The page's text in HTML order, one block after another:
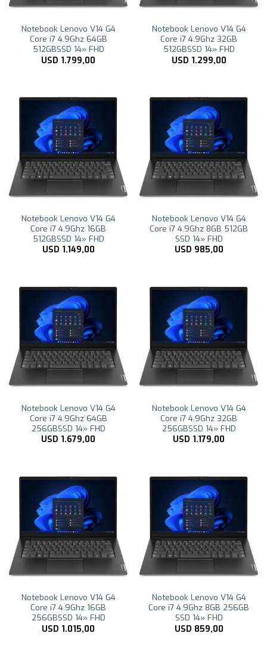
Notebook Lenovo V14 G4
Core i7 4.9Ghz 64GB
512GBSSD 14» FHD
USD 1.799,00
Notebook Lenovo V14 G4
Core i7 4.9Ghz 32GB
512GBSSD 14» FHD
USD 1.299,00
Notebook Lenovo V14 G4
Core i7 4.9Ghz 16GB
512GBSSD 14» FHD
USD 1.149,00
Notebook Lenovo V14 G4
Core i7 4.9Ghz 8GB 512GB
SSD 14» FHD
USD 985,00
Notebook Lenovo V14 G4
Core i7 4.9Ghz 64GB
256GBSSD 14» FHD
USD 1.679,00
Notebook Lenovo V14 G4
Core i7 4.9Ghz 32GB
256GBSSD 14» FHD
USD 1.179,00
Notebook Lenovo V14 G4
Core i7 4.9Ghz 16GB
256GBSSD 14» FHD
USD 1.015,00
Notebook Lenovo V14 G4
Core i7 4.9Ghz 8GB 256GB
SSD 14» FHD
USD 859,00